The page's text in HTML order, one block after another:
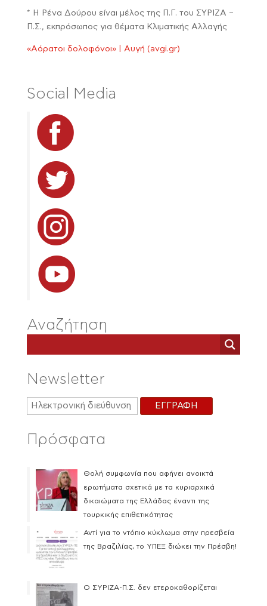
* Η Ρένα Δούρου είναι μέλος της Π.Γ. του ΣΥΡΙΖΑ –
Π.Σ., εκπρόσωπος για θέματα Κλιματικής Αλλαγής
«Αόρατοι δολοφόνοι» | Αυγή (avgi.gr)
Social Media
Αναζήτηση
Newsletter
Πρόσφατα
Θολή συμφωνία που αφήνει ανοικτά
ερωτήματα σχετικά με τα κυριαρχικά
δικαιώματα της Ελλάδας έναντι της
τουρκικής επιθετικότητας
Αντί για το ντόπιο κύκλωμα στην πρεσβεία
της Βραζιλίας, το ΥΠΕΞ διώκει την Πρέσβη!
Ο ΣΥΡΙΖΑ-Π.Σ. δεν ετεροκαθορίζεται